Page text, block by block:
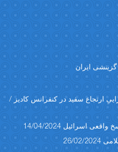
ایران
ارتجاع سفید در کنفرانس کادیز /
اسرائیل 14/04/2024
2024